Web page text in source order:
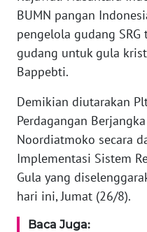
BUMN pangan
pengelola gudang
gudang untuk gula
Bappebti.
Demikian diutarakan
Perdagangan
Noordiatmoko secara
Implementasi Sistem
Gula yang
hari ini, Jumat (26/8).
Baca Juga:
Informasi
INDEKS
BERITA
KONTAK
INFO
IKLAN
TENTANG